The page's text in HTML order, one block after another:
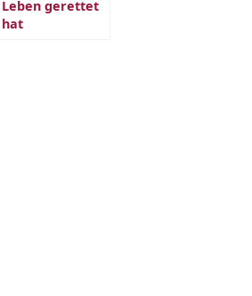
Leben gerettet
hat